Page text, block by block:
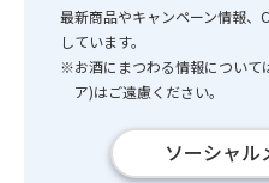
最新商品やキャンペーン情報、
しています。
※お酒にまつわる情報について
ア)はご遠慮ください。
ソーシャル